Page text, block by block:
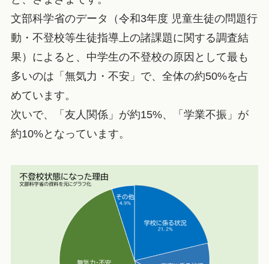
文部科学省のデータ（令和3年度 児童生徒の問題行
動・不登校等生徒指導上の諸課題に関する調査結
果）によると、中学生の不登校の原因として最も
多いのは「無気力・不安」で、全体の約50%を占
めています。
次いで、「友人関係」が約15%、「学業不振」が
約10%となっています。